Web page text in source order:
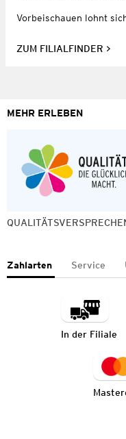
Vorbeischauen lohnt
ZUM FILIALFINDER
MEHR ERLEBEN
Zahlarten Service
In der Filiale